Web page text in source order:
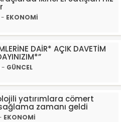
- EKONOMİ
DAİR* AÇIK DAVETİM
- GÜNCEL
yatırımlara cömert
zamanı geldi
EKONOMİ